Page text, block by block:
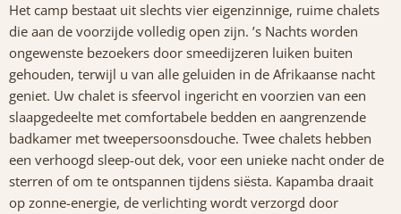
Het camp bestaat uit slechts vier eigenzinnige, ruime chalets
die aan de voorzijde volledig open zijn. ’s Nachts worden
ongewenste bezoekers door smeedijzeren luiken buiten
gehouden, terwijl u van alle geluiden in de Afrikaanse nacht
geniet. Uw chalet is sfeervol ingericht en voorzien van een
slaapgedeelte met comfortabele bedden en aangrenzende
badkamer met tweepersoonsdouche. Twee chalets hebben
een verhoogd sleep-out dek, voor een unieke nacht onder de
sterren of om te ontspannen tijdens siësta. Kapamba draait
op zonne-energie, de verlichting wordt verzorgd door